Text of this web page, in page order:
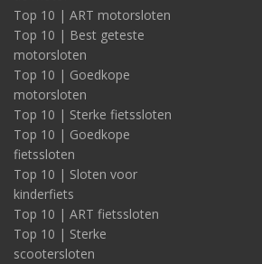
Top 10 | ART motorsloten
Top 10 | Best geteste
motorsloten
Top 10 | Goedkope
motorsloten
Top 10 | Sterke fietssloten
Top 10 | Goedkope
fietssloten
Top 10 | Sloten voor
kinderfiets
Top 10 | ART fietssloten
Top 10 | Sterke
scootersloten